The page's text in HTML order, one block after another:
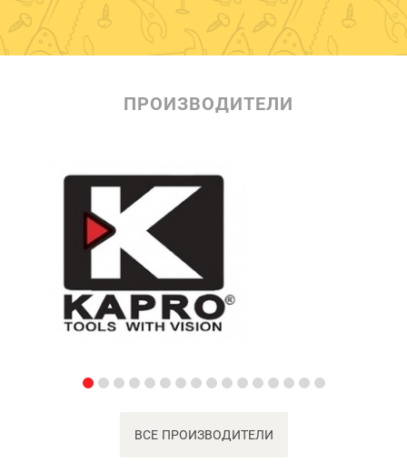
ПРОИЗВОДИТЕЛИ
ВСЕ ПРОИЗВОДИТЕЛИ